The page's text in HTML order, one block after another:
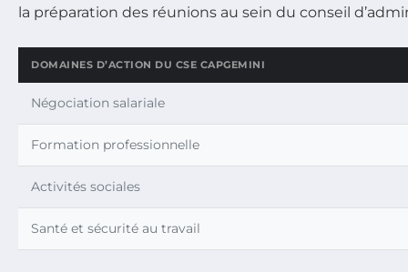
la préparation des réunions au sein du conseil
DOMAINES D’ACTION DU CSE CAPGEMINI
Négociation salariale
Formation professionnelle
Activités sociales
Santé et sécurité au travail